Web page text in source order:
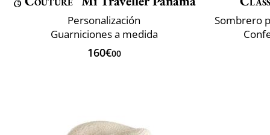
Personalización
Guarniciones a medida
160€00